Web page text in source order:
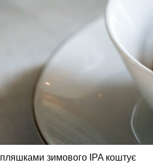
пляшками зимового IPA коштує